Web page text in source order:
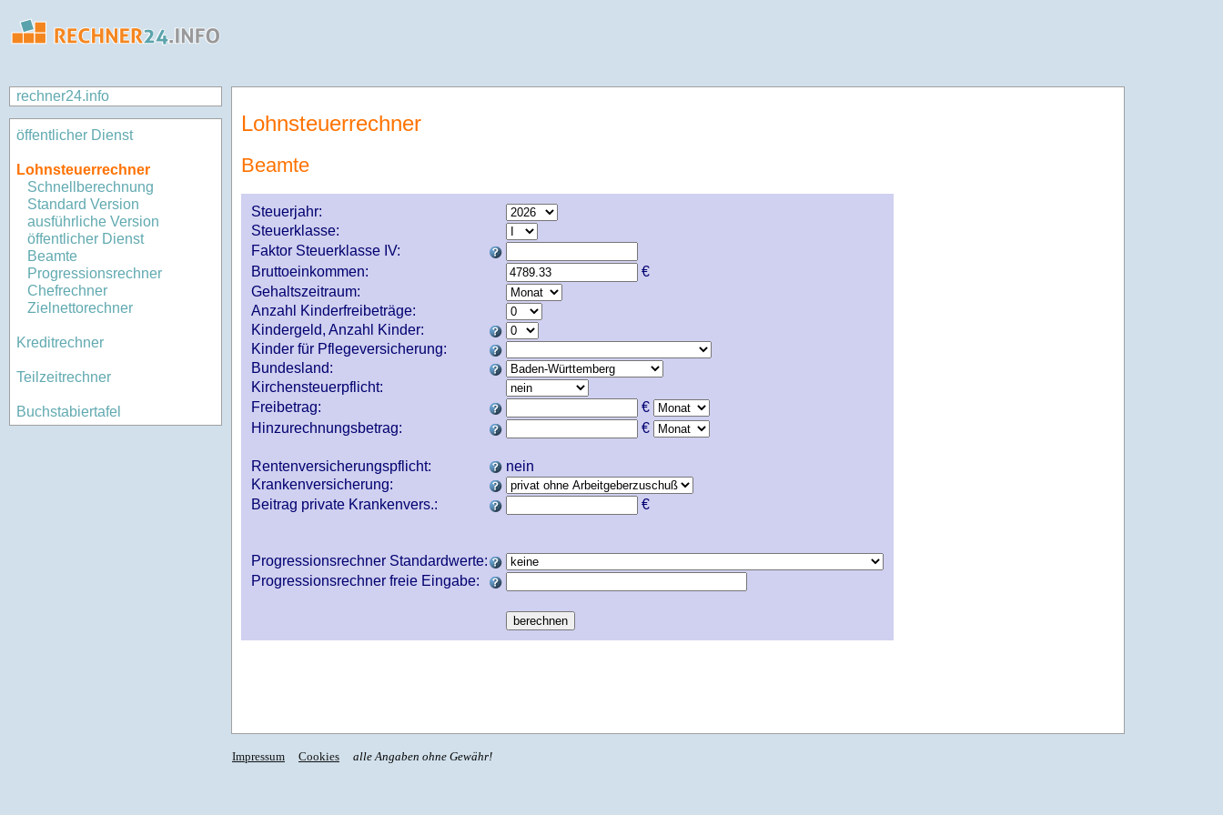
rechner24.info
öffentlicher Dienst
Lohnsteuerrechner
Schnellberechnung
Standard Version
ausführliche Version
öffentlicher Dienst
Beamte
Progressionsrechner
Chefrechner
Zielnettorechner
Kreditrechner
Teilzeitrechner
Buchstabiertafel
Lohnsteuerrechner
Beamte
Steuerjahr:
Steuerklasse:
Faktor Steuerklasse IV:
Bruttoeinkommen:
€
Gehaltszeitraum:
Anzahl Kinderfreibeträge:
Kindergeld, Anzahl Kinder:
Kinder für Pflegeversicherung:
Bundesland:
Kirchensteuerpflicht:
Freibetrag:
€
Hinzurechnungsbetrag:
€
Rentenversicherungspflicht:
nein
Krankenversicherung:
Beitrag private Krankenvers.:
€
Progressionsrechner Standardwerte:
Progressionsrechner freie Eingabe:
Impressum Cookies alle Angaben ohne Gewähr!